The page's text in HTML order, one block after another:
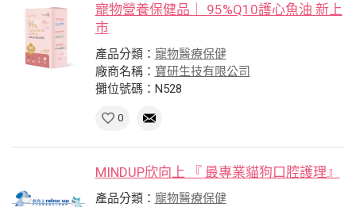
寵物營養保健品｜ 95%Q10護心魚油 新上
市
產品分類： 寵物醫療保健
廠商名稱： 寶研生技有限公司
攤位號碼：N528
0
MINDUP欣向上 『 最專業貓狗口腔護理』
產品分類： 寵物醫療保健